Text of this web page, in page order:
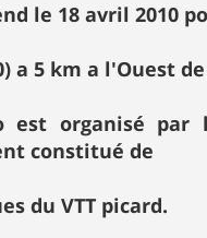
le 18 avril 2010
a 5 km a l'Ouest
est organisé par
constitué de
du VTT picard.